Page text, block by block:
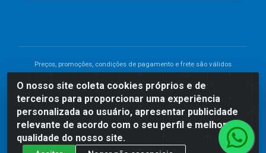
O nosso site coleta cookies próprios e de
terceiros para proporcionar uma experiência
personalizada ao usuário, apresentar publicidade
relevante de acordo com o seu perfil e melhorar a
qualidade do nosso site.
Preços, promoções, condições de pagamento e frete são válidos
divergência de preço de um produto, será válido o preço que for
exibido no carrinho de compras do site no momento do pagamento.
As vendas estão sujeitas a análise e disponibilidade do estoque.
Imagens de produtos meramente ilustrativas.
Comercial de Construção 2001 LTDA - Av. Congresso